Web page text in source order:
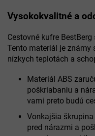
Vysokokvalitné a
Cestovné kufre
Tento materiál je
nízkych teplotách a
Materiál ABS
poškriabaniu a
vami preto budú
Vonkajšia
pred nárazmi a